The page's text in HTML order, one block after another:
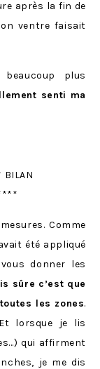
après la fin de
ventre faisait
plus
senti ma
Comme
été appliqué
donner les
sûre c’est que
les zones.
lorsque je lis
qui affirment
je me dis